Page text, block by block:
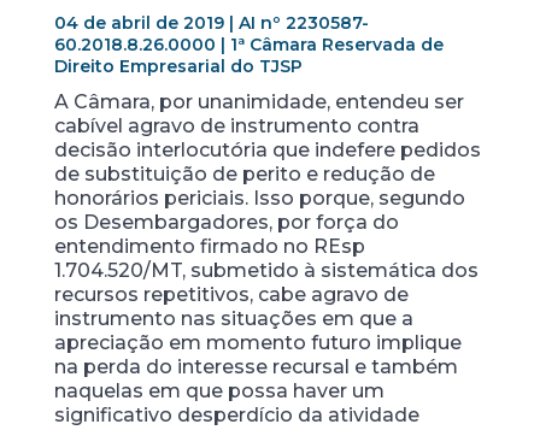
04 de abril de 2019 | AI nº 2230587-
60.2018.8.26.0000 | 1ª Câmara Reservada de
Direito Empresarial do TJSP
A Câmara, por unanimidade, entendeu ser
cabível agravo de instrumento contra
decisão interlocutória que indefere pedidos
de substituição de perito e redução de
honorários periciais. Isso porque, segundo
os Desembargadores, por força do
entendimento firmado no REsp
1.704.520/MT, submetido à sistemática dos
recursos repetitivos, cabe agravo de
instrumento nas situações em que a
apreciação em momento futuro implique
na perda do interesse recursal e também
naquelas em que possa haver um
significativo desperdício da atividade